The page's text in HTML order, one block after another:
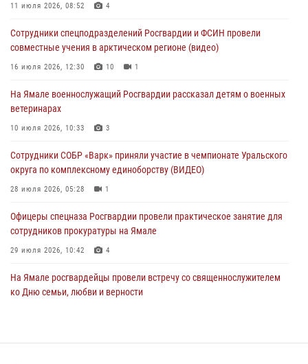
В Уральском округе Росгвардии состоялось заседание
29 июля 2026, 10:39
Сотрудники СОБР «Варк» приняли участие в чемпионате Уральского
На Полярном круге Росгвардия обеспечила безопасность турнира
27 июля 2026, 09:04
11 июля 2026, 08:52 4
Сотрудники спецподразделений Росгвардии и ФСИН провели
совместные учения в арктическом регионе (видео)
16 июля 2026, 12:30 10 1
На Ямале военнослужащий Росгвардии рассказал детям о военных
ветеринарах
10 июля 2026, 10:33 3
Сотрудники СОБР «Варк» приняли участие в чемпионате Уральского
округа по комплексному единоборству (ВИДЕО)
28 июля 2026, 05:28 1
Офицеры спецназа Росгвардии провели практическое занятие для
сотрудников прокуратуры на Ямале
29 июля 2026, 10:42 4
На Ямале росгвардейцы провели встречу со священнослужителем
ко Дню семьи, любви и верности